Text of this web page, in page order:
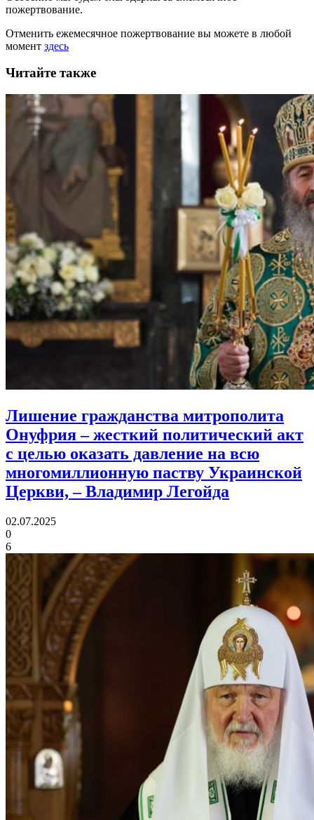
пожертвование.
Отменить ежемесячное пожертвование вы можете в любой
момент здесь
Читайте также
Лишение гражданства митрополита
Онуфрия – жесткий политический акт
с целью оказать давление на всю
многомиллионную паству Украинской
Церкви, – Владимир Легойда
02.07.2025
0
6